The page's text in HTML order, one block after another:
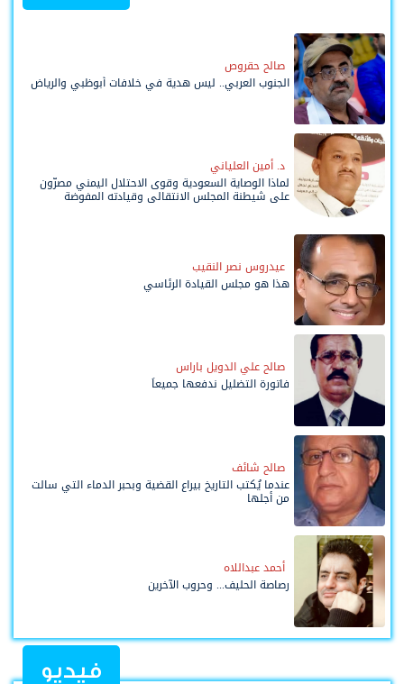
صالح حقروص
الجنوب العربي.. ليس هدية في خلافات أبوظبي والرياض
د. أمين العلياني
لماذا الوصاية السعودية وقوى الاحتلال اليمني مصرّون
على شيطنة المجلس الانتقالي وقيادته المفوضة
عيدروس نصر النقيب
هذا هو مجلس القيادة الرئاسي
صالح علي الدويل باراس
فاتورة التضليل ندفعها جميعاً
صالح شائف
عندما يُكتب التاريخ بيراع القضية وبحبر الدماء التي سالت
من أجلها
أحمد عبداللاه
رصاصة الحليف... وحروب الآخرين
فيديو